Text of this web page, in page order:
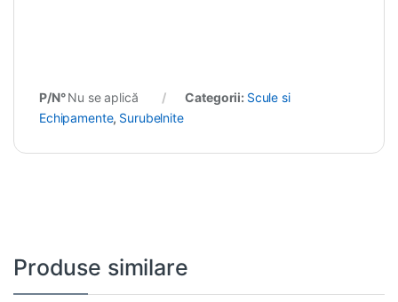
P/N°Nu se aplică Categorii: Scule si
Echipamente, Surubelnite
Produse similare